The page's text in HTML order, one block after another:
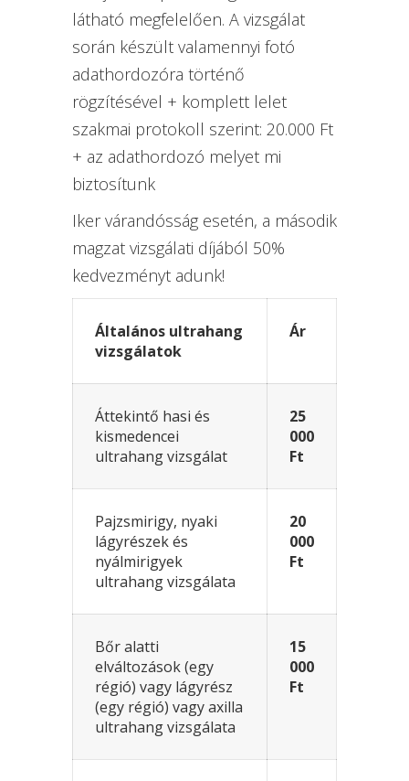
látható megfelelően. A vizsgálat
során készült valamennyi fotó
adathordozóra történő
rögzítésével + komplett lelet
szakmai protokoll szerint: 20.000 Ft
+ az adathordozó melyet mi
biztosítunk
Iker várandósság esetén, a második
magzat vizsgálati díjából 50%
kedvezményt adunk!
Általános ultrahang
vizsgálatok
Ár
Áttekintő hasi és
kismedencei
ultrahang vizsgálat
25
000
Ft
Pajzsmirigy, nyaki
lágyrészek és
nyálmirigyek
ultrahang vizsgálata
20
000
Ft
Bőr alatti
elváltozások (egy
régió) vagy lágyrész
(egy régió) vagy axilla
ultrahang vizsgálata
15
000
Ft